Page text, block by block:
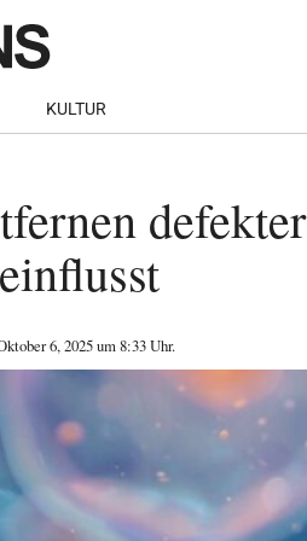
KULTUR
defekter
6, 2025 um 8:33 Uhr.